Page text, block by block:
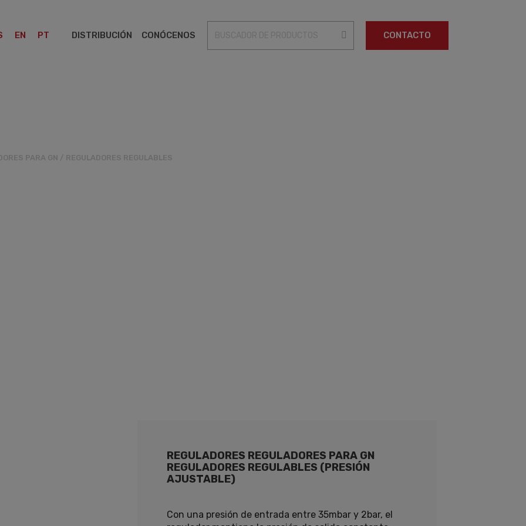
EN PT DISTRIBUCIÓN CONÓCENOS CONTACTO
PARA GN / REGULADORES REGULABLES
REGULADORES REGULADORES PARA GN
REGULADORES REGULABLES (PRESIÓN
AJUSTABLE)
Con una presión de entrada entre 35mbar y 2bar, el